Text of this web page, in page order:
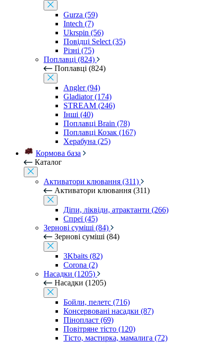
Gurza (59)
Intech (7)
Ukrspin (56)
Повідці Select (35)
Різні (75)
Поплавці (824)
Поплавці (824)
Angler (94)
Gladiator (174)
STREAM (246)
Інші (40)
Поплавці Brain (78)
Поплавці Козак (167)
Херабуна (25)
Кормова база
Каталог
Активатори клювання (311)
Активатори клювання (311)
Діпи, ліквіди, атрактанти (266)
Спреї (45)
Зернові суміші (84)
Зернові суміші (84)
3Kbaits (82)
Corona (2)
Насадки (1205)
Насадки (1205)
Бойли, пелетс (716)
Консервовані насадки (87)
Пінопласт (69)
Повітряне тісто (120)
Тісто, мастирка, мамалига (72)